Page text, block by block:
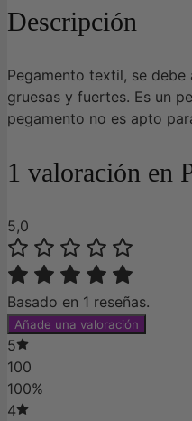
Descripción
Pegamento textil, se
gruesas y fuertes. Es un
pegamento no es apto
1 valoración en
5,0
Basado en 1 reseñas.
Añade una valoración
5
100
100%
4